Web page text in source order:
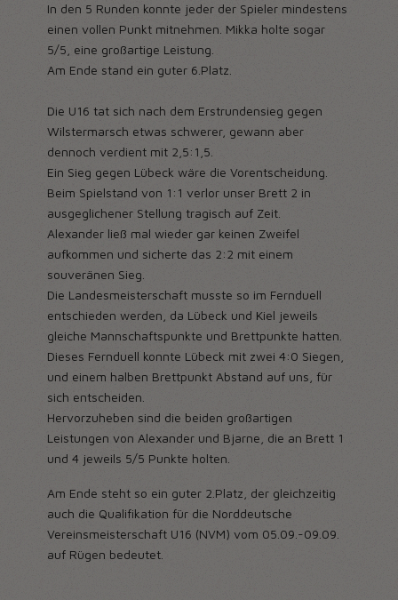
In den 5 Runden konnte jeder der Spieler mindestens
einen vollen Punkt mitnehmen. Mikka holte sogar
5/5, eine großartige Leistung.
Am Ende stand ein guter 6.Platz.
Die U16 tat sich nach dem Erstrundensieg gegen
Wilstermarsch etwas schwerer, gewann aber
dennoch verdient mit 2,5:1,5.
Ein Sieg gegen Lübeck wäre die Vorentscheidung.
Beim Spielstand von 1:1 verlor unser Brett 2 in
ausgeglichener Stellung tragisch auf Zeit.
Alexander ließ mal wieder gar keinen Zweifel
aufkommen und sicherte das 2:2 mit einem
souveränen Sieg.
Die Landesmeisterschaft musste so im Fernduell
entschieden werden, da Lübeck und Kiel jeweils
gleiche Mannschaftspunkte und Brettpunkte hatten.
Dieses Fernduell konnte Lübeck mit zwei 4:0 Siegen,
und einem halben Brettpunkt Abstand auf uns, für
sich entscheiden.
Hervorzuheben sind die beiden großartigen
Leistungen von Alexander und Bjarne, die an Brett 1
und 4 jeweils 5/5 Punkte holten.
Am Ende steht so ein guter 2.Platz, der gleichzeitig
auch die Qualifikation für die Norddeutsche
Vereinsmeisterschaft U16 (NVM) vom 05.09.-09.09.
auf Rügen bedeutet.